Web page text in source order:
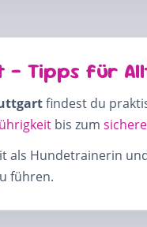
Tipps für
findest du
bis zum
als Hundetrainerin
führen.